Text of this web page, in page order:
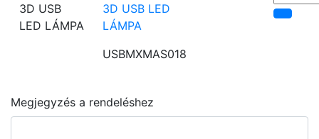
3D USB LED
LÁMPA
USBMXMAS018
Megjegyzés a rendeléshez